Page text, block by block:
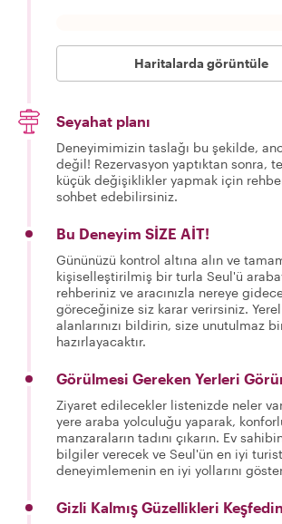
Haritalarda görüntüle
Seyahat planı
Deneyimimizin taslağı bu şekilde,
değil! Rezervasyon yaptıktan sonra,
küçük değişiklikler yapmak için
sohbet edebilirsiniz.
Bu Deneyim SİZE AİT!
Gününüzü kontrol altına alın ve
kişiselleştirilmiş bir turla Seul'ü
rehberiniz ve aracınızla nereye
göreceğinize siz karar verirsiniz.
alanlarınızı bildirin, size unutulmaz
hazırlayacaktır.
Görülmesi Gereken Yerleri
Ziyaret edilecekler listenizde neler
yere araba yolculuğu yaparak,
manzaraların tadını çıkarın. Ev
bilgiler verecek ve Seul'ün en iyi
deneyimlemenin en iyi yollarını
Gizli Kalmış Güzellikleri Keşfedin